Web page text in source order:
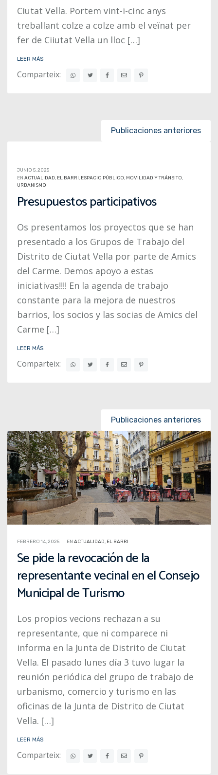
Ciutat Vella. Portem vint-i-cinc anys
treballant colze a colze amb el veïnat per
fer de Ciiutat Vella un lloc […]
LEER MÁS
Comparteix:
Publicaciones anteriores
JUNIO 5, 2025
EN ACTUALIDAD, EL BARRI, ESPACIO PÚBLICO, MOVILIDAD Y TRÁNSITO,
URBANISMO
Presupuestos participativos
Os presentamos los proyectos que se han
presentado a los Grupos de Trabajo del
Distrito de Ciutat Vella por parte de Amics
del Carme. Demos apoyo a estas
iniciativas!!!! En la agenda de trabajo
constante para la mejora de nuestros
barrios, los socios y las socias de Amics del
Carme […]
LEER MÁS
Comparteix:
Publicaciones anteriores
FEBRERO 14, 2025 EN ACTUALIDAD, EL BARRI
Se pide la revocación de la
representante vecinal en el Consejo
Municipal de Turismo
Los propios vecions rechazan a su
representante, que ni comparece ni
informa en la Junta de Distrito de Ciutat
Vella. El pasado lunes día 3 tuvo lugar la
reunión periódica del grupo de trabajo de
urbanismo, comercio y turismo en las
oficinas de la Junta de Distrito de Ciutat
Vella. […]
LEER MÁS
Comparteix: